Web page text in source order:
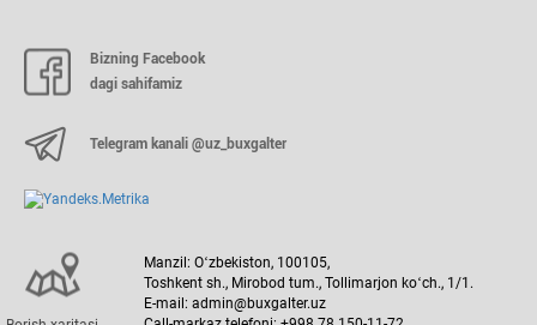
Bizning Facebook
dagi sahifamiz
Telegram kanali @uz_buxgalter
Manzil: Oʻzbekiston, 100105,
Toshkent sh., Mirobod tum., Tollimarjon koʻch., 1/1.
E-mail: admin@buxgalter.uz